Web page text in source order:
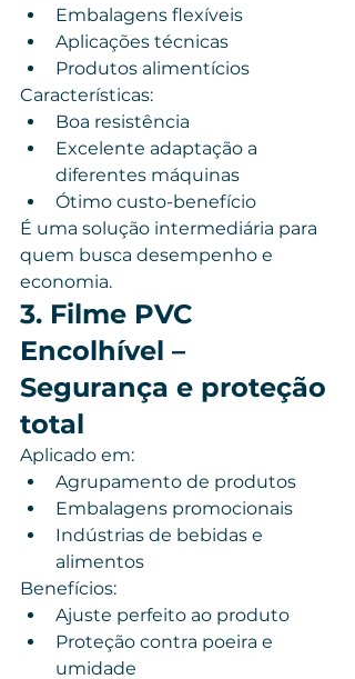
Embalagens flexíveis
Aplicações técnicas
Produtos alimentícios
Características:
Boa resistência
Excelente adaptação a
diferentes máquinas
Ótimo custo-benefício
É uma solução intermediária para
quem busca desempenho e
economia.
3. Filme PVC
Encolhível –
Segurança e proteção
total
Aplicado em:
Agrupamento de produtos
Embalagens promocionais
Indústrias de bebidas e
alimentos
Benefícios:
Ajuste perfeito ao produto
Proteção contra poeira e
umidade